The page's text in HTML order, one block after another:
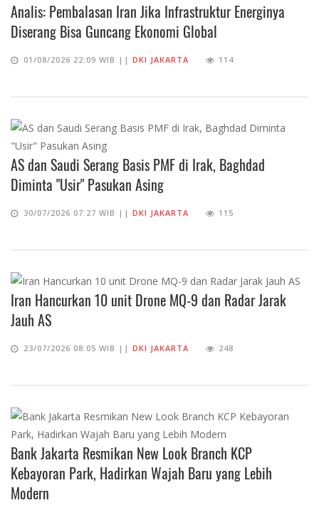
Analis: Pembalasan Iran Jika Infrastruktur Energinya
Diserang Bisa Guncang Ekonomi Global
01/08/2026 22:09 WIB || DKI JAKARTA 114
AS dan Saudi Serang Basis PMF di Irak, Baghdad
Diminta "Usir" Pasukan Asing
30/07/2026 07:27 WIB || DKI JAKARTA 115
Iran Hancurkan 10 unit Drone MQ-9 dan Radar Jarak
Jauh AS
23/07/2026 08:05 WIB || DKI JAKARTA 248
Bank Jakarta Resmikan New Look Branch KCP
Kebayoran Park, Hadirkan Wajah Baru yang Lebih
Modern